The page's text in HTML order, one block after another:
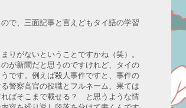
で、三面記事と言えどもタイ語の学習
りがないということですかね（笑）。
が新聞だと思うのですけれど、タイの
です。例えば殺人事件ですと、事件の
警察高官の役職とフルネーム、果ては
ばそこまで載せる？ と思うような情